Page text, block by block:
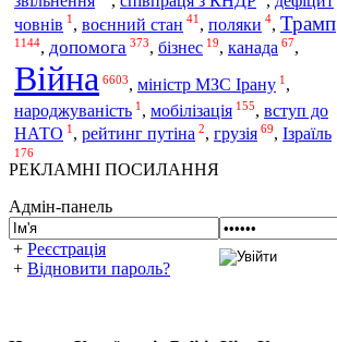
човнів 1 , воєнний стан 41 , поляки 4, Трамп
1144, допомога 373, бізнес 19, канада 67,
Війна 6603, міністр МЗС Ірану 1 ,
народжуваність 1 , мобілізація 155, вступ до
НАТО 1 , рейтинг путіна 2, грузія 69, Ізраїль
176
РЕКЛАМНІ ПОСИЛАННЯ
Адмін-панель
+ Реєстрація
+ Відновити пароль?